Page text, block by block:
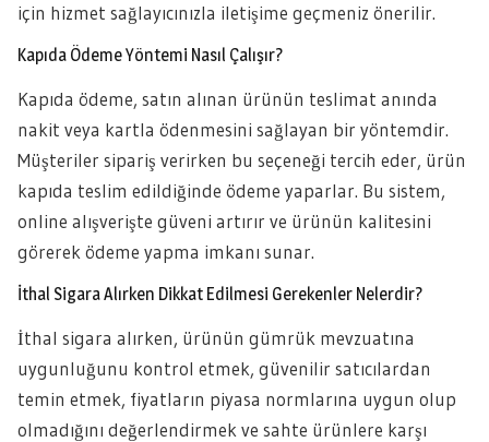
için hizmet sağlayıcınızla iletişime geçmeniz önerilir.
Kapıda Ödeme Yöntemi Nasıl Çalışır?
Kapıda ödeme, satın alınan ürünün teslimat anında
nakit veya kartla ödenmesini sağlayan bir yöntemdir.
Müşteriler sipariş verirken bu seçeneği tercih eder, ürün
kapıda teslim edildiğinde ödeme yaparlar. Bu sistem,
online alışverişte güveni artırır ve ürünün kalitesini
görerek ödeme yapma imkanı sunar.
İthal Sigara Alırken Dikkat Edilmesi Gerekenler Nelerdir?
İthal sigara alırken, ürünün gümrük mevzuatına
uygunluğunu kontrol etmek, güvenilir satıcılardan
temin etmek, fiyatların piyasa normlarına uygun olup
olmadığını değerlendirmek ve sahte ürünlere karşı